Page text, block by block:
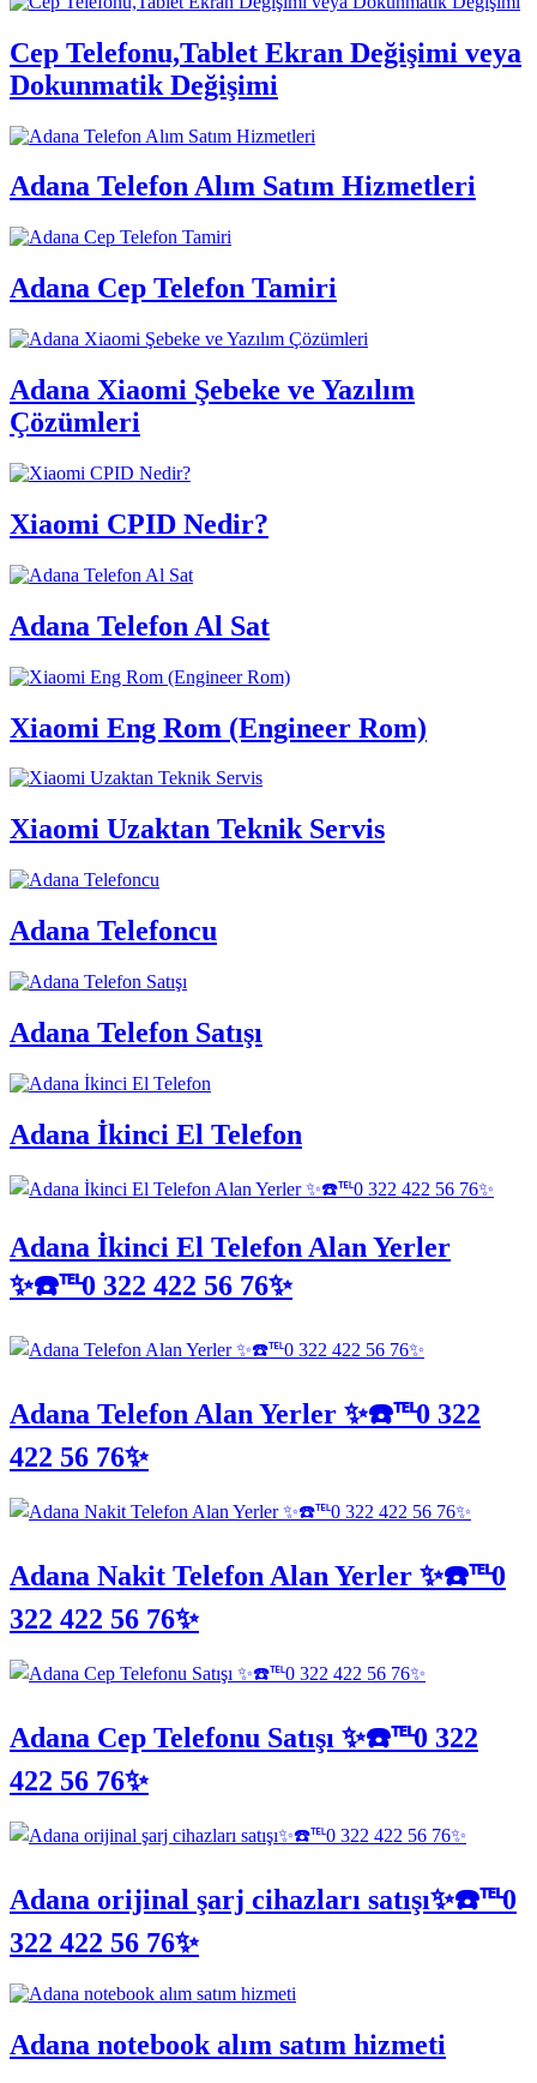
Cep Telefonu,Tablet Ekran Değişimi veya
Dokunmatik Değişimi
Adana Telefon Alım Satım Hizmetleri
Adana Cep Telefon Tamiri
Adana Xiaomi Şebeke ve Yazılım
Çözümleri
Xiaomi CPID Nedir?
Adana Telefon Al Sat
Xiaomi Eng Rom (Engineer Rom)
Xiaomi Uzaktan Teknik Servis
Adana Telefoncu
Adana Telefon Satışı
Adana İkinci El Telefon
Adana İkinci El Telefon Alan Yerler
✨☎️℡0 322 422 56 76✨
Adana Telefon Alan Yerler ✨☎️℡0 322
422 56 76✨
Adana Nakit Telefon Alan Yerler ✨☎️℡0
322 422 56 76✨
Adana Cep Telefonu Satışı ✨☎️℡0 322
422 56 76✨
Adana orijinal şarj cihazları satışı✨☎️℡0
322 422 56 76✨
Adana notebook alım satım hizmeti